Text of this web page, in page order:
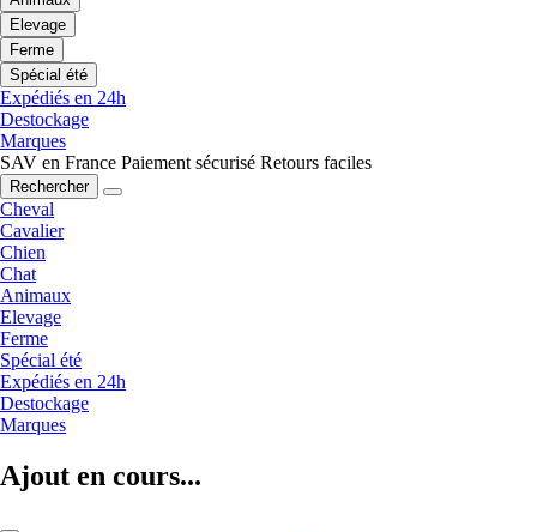
Elevage
Ferme
Spécial été
Expédiés en 24h
Destockage
Marques
SAV en France Paiement sécurisé Retours faciles
Rechercher
Cheval
Cavalier
Chien
Chat
Animaux
Elevage
Ferme
Spécial été
Expédiés en 24h
Destockage
Marques
Ajout en cours...